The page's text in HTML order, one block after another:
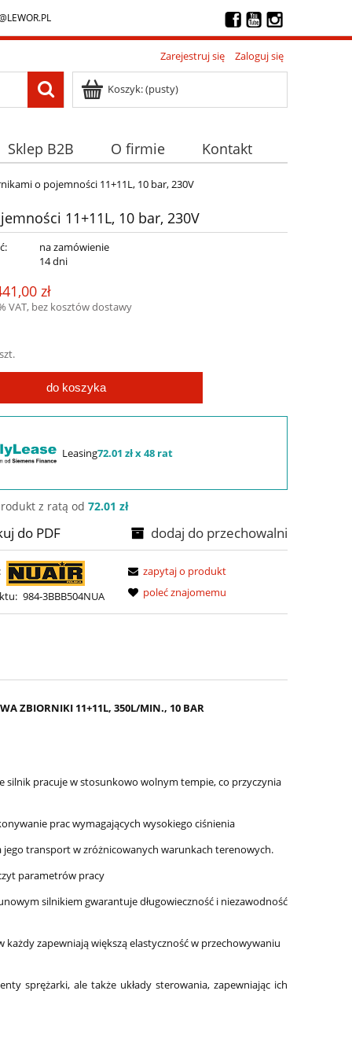
Zarejestruj się Zaloguj się
Koszyk:(pusty)
Sklep B2B O firmie Kontakt
o pojemności 11+11L, 10 bar, 230V
11+11L, 10 bar, 230V
na zamówienie
14 dni
zł
VAT, bez kosztów dostawy
szt.
do koszyka
Leasing72.01 zł x 48 rat
z ratą od72.01 zł
dodaj do przechowalni
do PDF
984-3BBB504NUA
zapytaj o produkt
poleć znajomemu
ZBIORNIKI 11+11L, 350L/MIN., 10 BAR
silnik pracuje w stosunkowo wolnym tempie, co przyczynia
prac wymagających wysokiego ciśnienia
jego transport w zróżnicowanych warunkach terenowych.
parametrów pracy
silnikiem gwarantuje długowieczność i niezawodność
zapewniają większą elastyczność w przechowywaniu
sprężarki, ale także układy sterowania, zapewniając ich